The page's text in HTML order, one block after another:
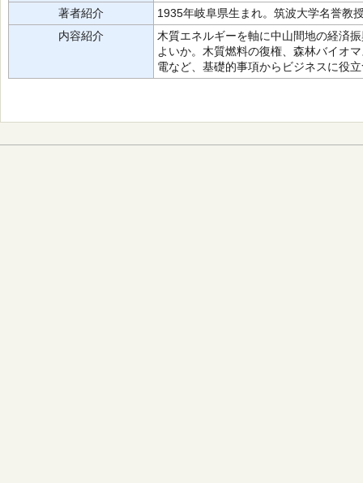
著者紹介
1935年岐阜県生まれ。筑波大学名誉教
内容紹介
木質エネルギーを軸に中山間地の経済
よいか。木質燃料の復権、森林バイオ
電など、基礎的事項からビジネスに役